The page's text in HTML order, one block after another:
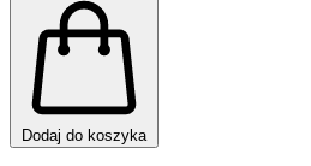
Dodaj do koszyka